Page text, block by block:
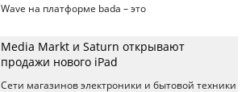
Wave на платформе bada – это
Media Markt и Saturn открывают
продажи нового iPad
Cети магазинов электроники и бытовой техники